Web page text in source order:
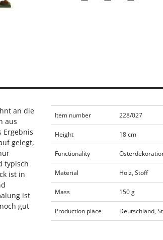
an die
aus
Ergebnis
gelegt,
typisch
ist in
ist
gut
Item number 228/027
Height 18 cm
Functionality
Material Holz, Stoff
Mass 150 g
Production place Deutschland,